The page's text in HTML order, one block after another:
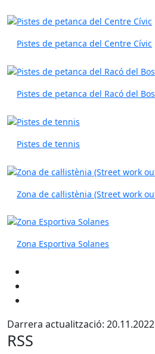
Pistes de petanca del Centre Cívic
Pistes de petanca del Racó del
Pistes de tennis
Zona de cal·listènia (Street work
Zona Esportiva Solanes
Darrera actualització:
RSS